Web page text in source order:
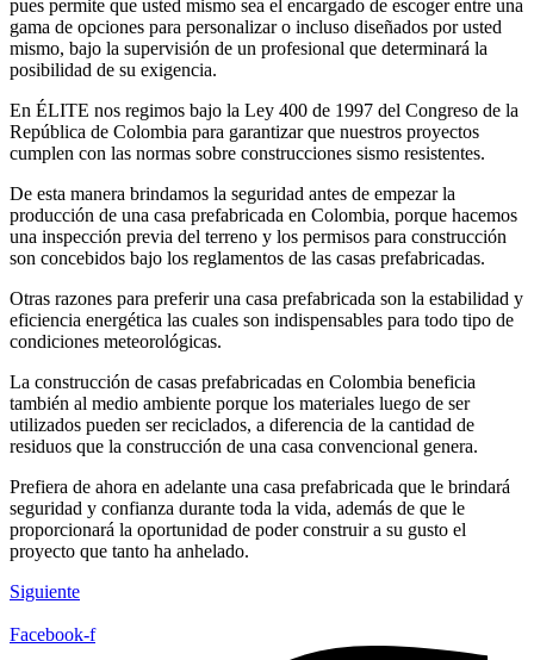
pues permite que usted mismo sea el encargado de escoger entre una
gama de opciones para personalizar o incluso diseñados por usted
mismo, bajo la supervisión de un profesional que determinará la
posibilidad de su exigencia.
En ÉLITE nos regimos bajo la Ley 400 de 1997 del Congreso de la
República de Colombia para garantizar que nuestros proyectos
cumplen con las normas sobre construcciones sismo resistentes.
De esta manera brindamos la seguridad antes de empezar la
producción de una casa prefabricada en Colombia, porque hacemos
una inspección previa del terreno y los permisos para construcción
son concebidos bajo los reglamentos de las casas prefabricadas.
Otras razones para preferir una casa prefabricada son la estabilidad y
eficiencia energética las cuales son indispensables para todo tipo de
condiciones meteorológicas.
La construcción de casas prefabricadas en Colombia beneficia
también al medio ambiente porque los materiales luego de ser
utilizados pueden ser reciclados, a diferencia de la cantidad de
residuos que la construcción de una casa convencional genera.
Prefiera de ahora en adelante una casa prefabricada que le brindará
seguridad y confianza durante toda la vida, además de que le
proporcionará la oportunidad de poder construir a su gusto el
proyecto que tanto ha anhelado.
Siguiente
Facebook-f